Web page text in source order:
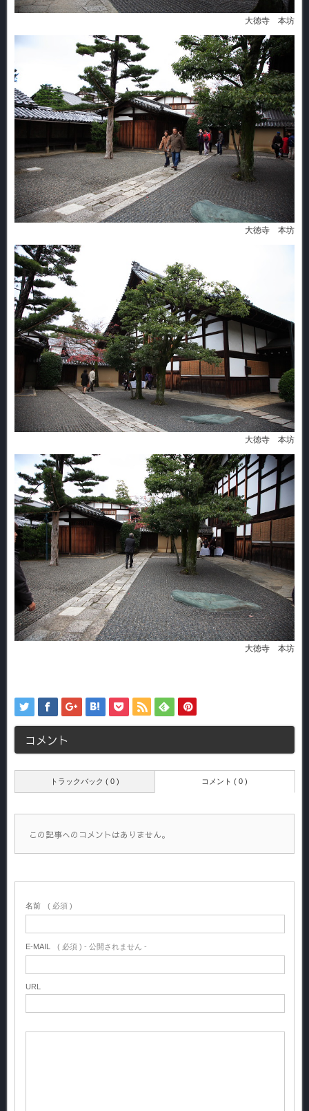
大徳寺 本坊
大徳寺 本坊
大徳寺 本坊
大徳寺 本坊
コメント
トラックバック ( 0 ) コメント ( 0 )
この記事へのコメントはありません。
名前 ( 必須 )
E-MAIL ( 必須 ) - 公開されません -
URL